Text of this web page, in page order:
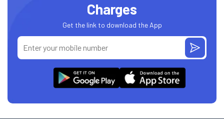
Charges
Get the link to download the App